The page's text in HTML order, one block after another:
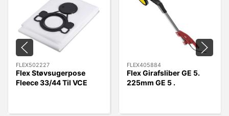
FLEX502227
Flex Støvsugerpose
Fleece 33/44 Til VCE
FLEX405884
Flex Girafsliber GE 5.
225mm GE 5 .